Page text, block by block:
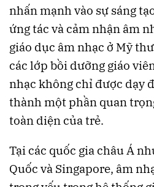
nhấn mạnh vào sự sáng
ứng tác và cảm nhận âm
giáo dục âm nhạc ở Mỹ
các lớp bồi dưỡng giáo
nhạc không chỉ được dạy
thành một phần quan
toàn diện của trẻ.
Tại các quốc gia châu Á
Quốc và Singapore, âm